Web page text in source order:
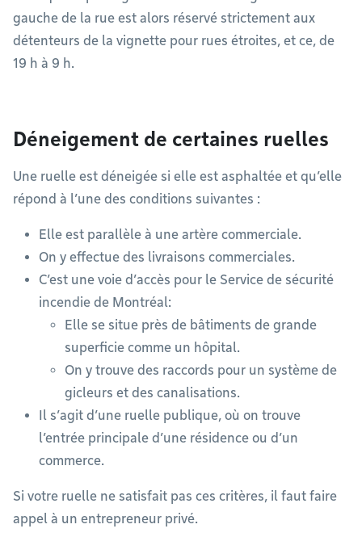
gauche de la rue est alors réservé strictement aux
détenteurs de la vignette pour rues étroites, et ce, de
19 h à 9 h.
Déneigement de certaines ruelles
Une ruelle est déneigée si elle est asphaltée et qu’elle
répond à l’une des conditions suivantes :
Elle est parallèle à une artère commerciale.
On y effectue des livraisons commerciales.
C’est une voie d’accès pour le Service de sécurité
incendie de Montréal:
Elle se situe près de bâtiments de grande
superficie comme un hôpital.
On y trouve des raccords pour un système de
gicleurs et des canalisations.
Il s’agit d’une ruelle publique, où on trouve
l’entrée principale d’une résidence ou d’un
commerce.
Si votre ruelle ne satisfait pas ces critères, il faut faire
appel à un entrepreneur privé.